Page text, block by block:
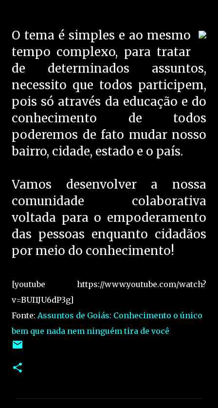
O tema é simples e ao mesmo
tempo complexo, para tratar
de determinados assuntos,
necessito que todos participem,
pois só através da educação e do
conhecimento de todos
poderemos de fato mudar nosso
bairro, cidade, estado e o país.
Vamos desenvolver a nossa
comunidade colaborativa
voltada para o empoderamento
das pessoas enquanto cidadãos
por meio do conhecimento!
[youtube https://www.youtube.com/watch?
v=BUI1JU6dP3g]
Fonte: Assuntos de Goiás: Conhecimento o único
bem que nada nem ninguém tira de você